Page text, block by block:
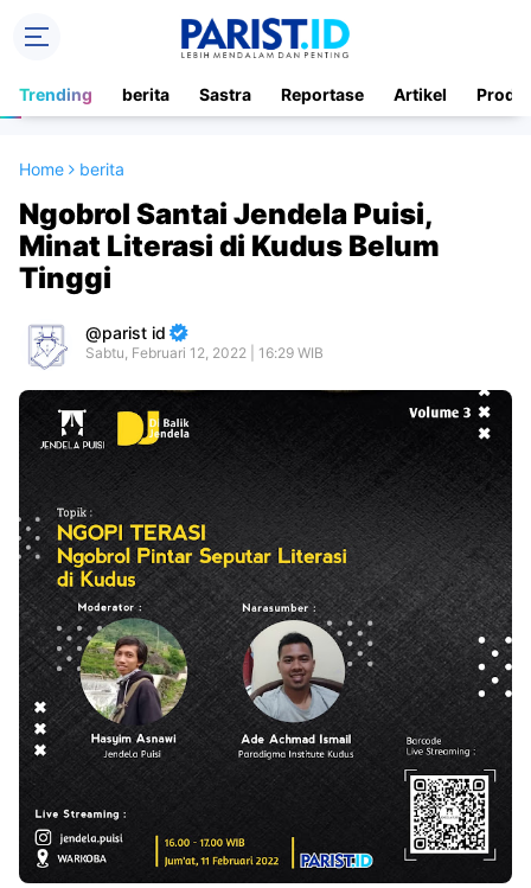
Trending berita Sastra Reportase Artikel
Home berita
Ngobrol Santai Jendela Puisi,
Minat Literasi di Kudus Belum
Tinggi
parist id
Sabtu, Februari 12, 2022 | 16:29 WIB